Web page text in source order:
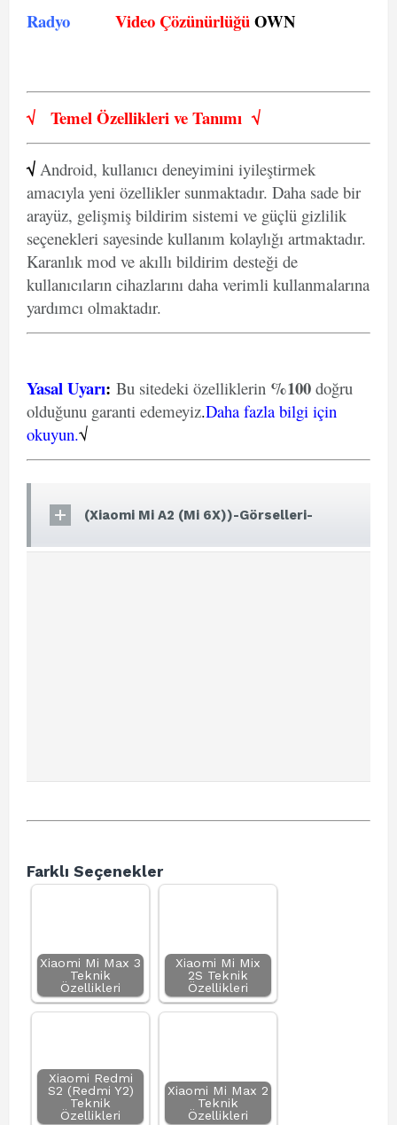
Radyo
Video ÇözünürlüğüOWN
√ Temel Özellikleri veTanımı √
√ Android, kullanıcı deneyimini iyileştirmek
amacıyla yeni özellikler sunmaktadır. Daha sade bir
arayüz, gelişmiş bildirim sistemi ve güçlü gizlilik
seçenekleri sayesinde kullanım kolaylığı artmaktadır.
Karanlık mod ve akıllı bildirim desteği de
kullanıcıların cihazlarını daha verimli kullanmalarına
yardımcı olmaktadır.
Yasal Uyarı: Bu sitedeki özelliklerin %100 doğru
olduğunu garanti edemeyiz.Daha fazla bilgi için
okuyun.√
(Xiaomi Mi A2 (Mi 6X))-Görselleri-
Farklı Seçenekler
Xiaomi Mi Max 3
Teknik
Özellikleri
Xiaomi Mi Mix
2S Teknik
Özellikleri
Xiaomi Redmi
S2 (Redmi Y2)
Teknik
Özellikleri
Xiaomi Mi Max 2
Teknik
Özellikleri